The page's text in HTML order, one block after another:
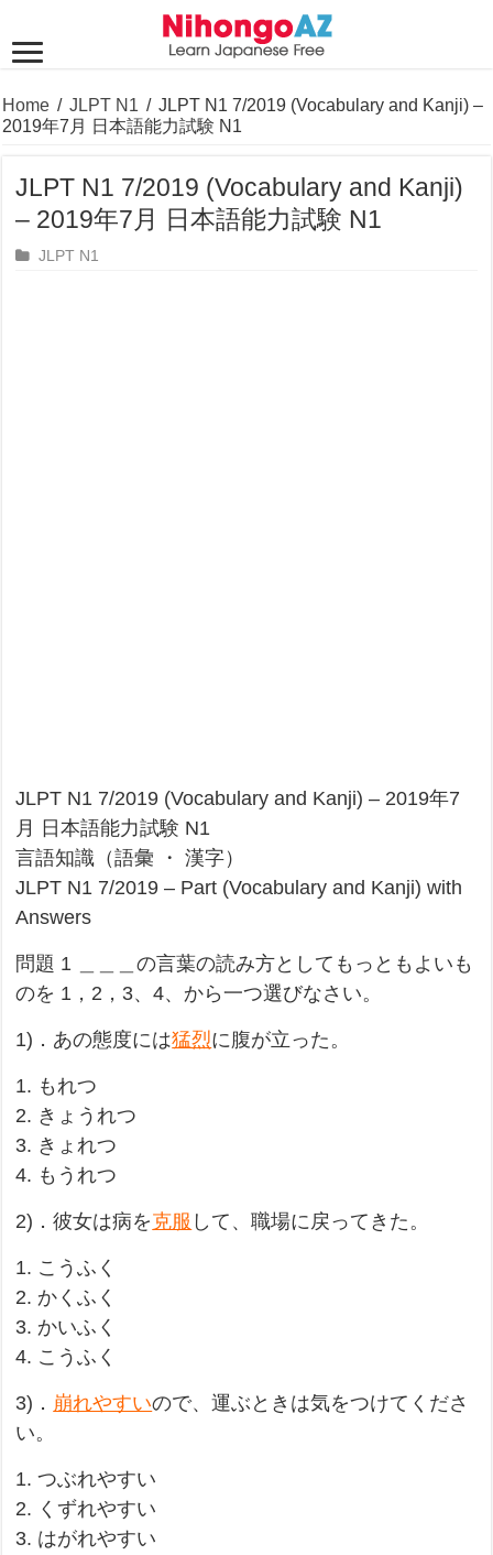
Home / JLPT N1 / JLPT N1 7/2019 (Vocabulary and Kanji) –
2019年7月 日本語能力試験 N1
JLPT N1 7/2019 (Vocabulary and Kanji)
– 2019年7月 日本語能力試験 N1
JLPT N1
JLPT N1 7/2019 (Vocabulary and Kanji) – 2019年7
月 日本語能力試験 N1
言語知識（語彙 ・ 漢字）
JLPT N1 7/2019 – Part (Vocabulary and Kanji) with
Answers
問題 1 ＿＿＿の言葉の読み方としてもっともよいも
のを 1，2，3、4、から一つ選びなさい。
1)．あの態度には猛烈に腹が立った。
1. もれつ
2. きょうれつ
3. きょれつ
4. もうれつ
2)．彼女は病を克服 して、職場に戻ってきた。
1. こうふく
2. かくふく
3. かいふく
4. こうふく
3)． 崩れやすいので、運ぶときは気をつけてくださ
い。
1. つぶれやすい
2. くずれやすい
3. はがれやすい